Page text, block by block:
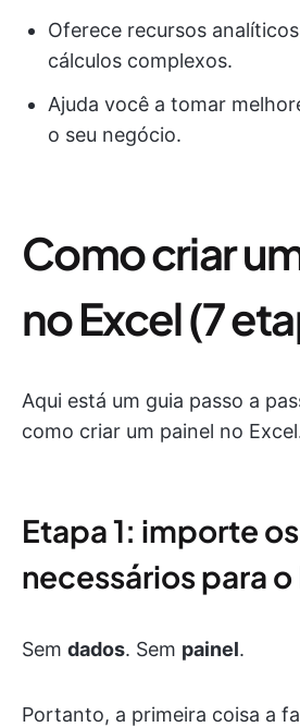
Oferece recursos
cálculos complexos.
Ajuda você a tomar
o seu negócio.
Como criar
no Excel (7
Aqui está um guia passo a
como criar um painel no
Etapa 1: importe
necessários para o
Sem dados. Sem painel.
Portanto, a primeira coisa a